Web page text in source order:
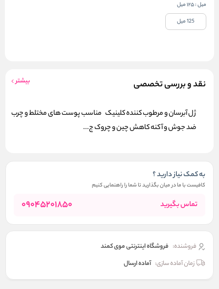
نقد و بررسی تخصصی بیشتر
ژل آبرسان و مرطوب کننده کلینیک مناسب پوست های مختلط و چرب
ضد جوش و آکنه کاهش چین و چروک ج...
به کمک نیاز دارید ؟
کافیست با ما در میان بگذارید تا شما را راهنمایی کنیم
تماس بگیرید 09045201850
فروشنده: فروشگاه اینترنتی موی کمند
زمان آماده سازی: آماده ارسال
میل:125 میل
125 میل